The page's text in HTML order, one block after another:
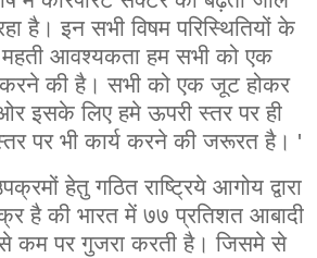
है। इन सभी विषम परिस्थितियों के
आवश्यकता हम सभी को एक
करने की है। सभी को एक जूट होकर
इसके लिए हमे ऊपरी स्तर पर ही
पर भी कार्य करने की जरूरत है। '
हेतु गठित राष्ट्रिये आगोय द्वारा
है की भारत में ७७ प्रतिशत आबादी
कम पर गुजरा करती है। जिसमे से